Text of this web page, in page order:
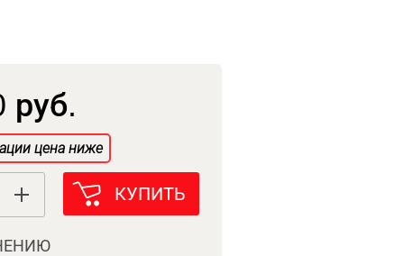
руб.
цена ниже
КУПИТЬ